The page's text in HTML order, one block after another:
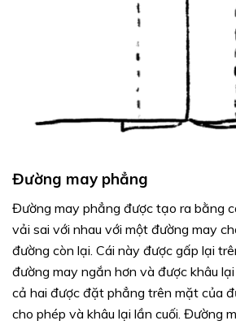
Đường may phẳng
Đường may phẳng được tạo ra bằng
vải sai với nhau với một đường may
đường còn lại. Cái này được gấp lại
đường may ngắn hơn và được khâu lại
cả hai được đặt phẳng trên mặt của
cho phép và khâu lại lần cuối. Đường